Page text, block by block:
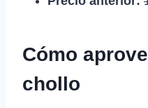
Cómo
chollo